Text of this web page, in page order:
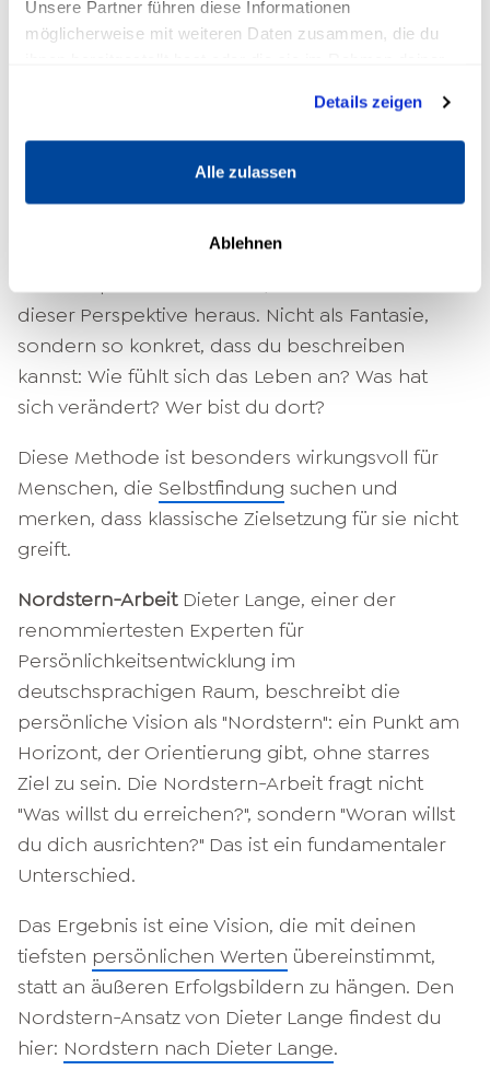
Unsere Partner führen diese Informationen
möglicherweise mit weiteren Daten zusammen, die du
Details zeigen
Alle zulassen
Ablehnen
Visionsarbeit ist kein einzelnes Tool. Es ist ein
Oberbegriff für unterschiedliche Methoden, die
emotional echtes Bild der Zukunft erschaffen.
Welche Methode passt, hängt von der Person
du dich gedanklich in eine konkrete Zukunft,
dieser Perspektive heraus. Nicht als Fantasie,
sondern so konkret, dass du beschreiben
kannst: Wie fühlt sich das Leben an? Was hat
sich verändert? Wer bist du dort?
Diese Methode ist besonders wirkungsvoll für
Menschen, die Selbstfindung suchen und
merken, dass klassische Zielsetzung für sie nicht
greift.
Nordstern-ArbeitDieter Lange, einer der
renommiertesten Experten für
Persönlichkeitsentwicklung im
deutschsprachigen Raum, beschreibt die
persönliche Vision als "Nordstern": ein Punkt am
Horizont, der Orientierung gibt, ohne starres
Ziel zu sein. Die Nordstern-Arbeit fragt nicht
"Was willst du erreichen?", sondern "Woran willst
du dich ausrichten?" Das ist ein fundamentaler
Unterschied.
Das Ergebnis ist eine Vision, die mit deinen
tiefsten persönlichen Werten übereinstimmt,
statt an äußeren Erfolgsbildern zu hängen. Den
Nordstern-Ansatz von Dieter Lange findest du
hier: Nordstern nach Dieter Lange.